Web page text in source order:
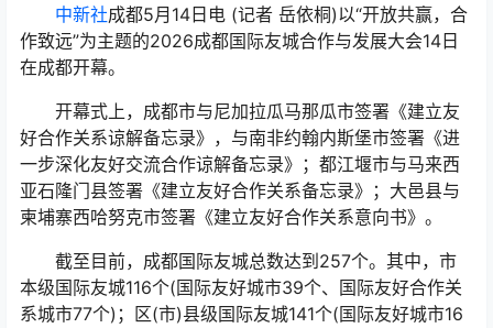
中新社成都5月14日电 (记者 岳依桐)以“开放共赢，合
作致远”为主题的2026成都国际友城合作与发展大会14日
在成都开幕。
开幕式上，成都市与尼加拉瓜马那瓜市签署《建立友
好合作关系谅解备忘录》，与南非约翰内斯堡市签署《进
一步深化友好交流合作谅解备忘录》；都江堰市与马来西
亚石隆门县签署《建立友好合作关系备忘录》；大邑县与
柬埔寨西哈努克市签署《建立友好合作关系意向书》。
截至目前，成都国际友城总数达到257个。其中，市
本级国际友城116个(国际友好城市39个、国际友好合作关
系城市77个)；区(市)县级国际友城141个(国际友好城市16